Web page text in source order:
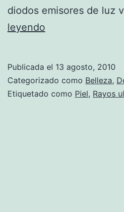
diodos emisores de luz
leyendo
Publicada el 13 agosto, 2010
Categorizado como Belleza,
Etiquetado como Piel, Rayos